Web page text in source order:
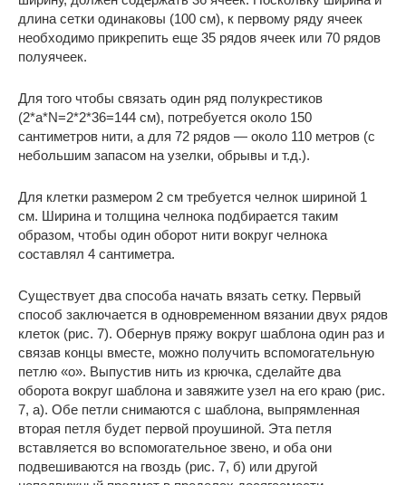
длина сетки одинаковы (100 см), к первому ряду ячеек
необходимо прикрепить еще 35 рядов ячеек или 70 рядов
полуячеек.
Для того чтобы связать один ряд полукрестиков
(2*a*N=2*2*36=144 см), потребуется около 150
сантиметров нити, а для 72 рядов — около 110 метров (с
небольшим запасом на узелки, обрывы и т.д.).
Для клетки размером 2 см требуется челнок шириной 1
см. Ширина и толщина челнока подбирается таким
образом, чтобы один оборот нити вокруг челнока
составлял 4 сантиметра.
Существует два способа начать вязать сетку. Первый
способ заключается в одновременном вязании двух рядов
клеток (рис. 7). Обернув пряжу вокруг шаблона один раз и
связав концы вместе, можно получить вспомогательную
петлю «о». Выпустив нить из крючка, сделайте два
оборота вокруг шаблона и завяжите узел на его краю (рис.
7, а). Обе петли снимаются с шаблона, выпрямленная
вторая петля будет первой проушиной. Эта петля
вставляется во вспомогательное звено, и оба они
подвешиваются на гвоздь (рис. 7, б) или другой